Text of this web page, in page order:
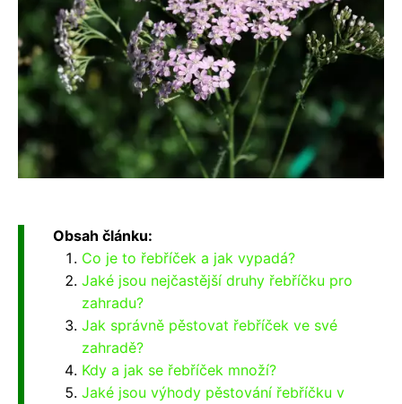
Obsah článku:
Co je to řebříček a jak vypadá?
Jaké jsou nejčastější druhy řebříčku pro
zahradu?
Jak správně pěstovat řebříček ve své
zahradě?
Kdy a jak se řebříček množí?
Jaké jsou výhody pěstování řebříčku v